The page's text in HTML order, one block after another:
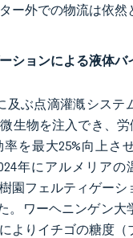
ー外での物流は依然
ションによる液体バ
及ぶ点滴灌漑システ
生物を注入でき、労
を最大25%向上さ
年にアルメリアの
園フェルティゲーシ
。ワーヘニンゲン大
よりイチゴの糖度（